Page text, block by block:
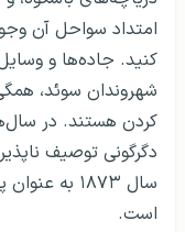
امتداد سواحل آن
کنید. جاده‌ها و
شهروندان سوئد،
کردن هستند. در
دگرگونی توصیف
سال ۱۸۷۳
است.